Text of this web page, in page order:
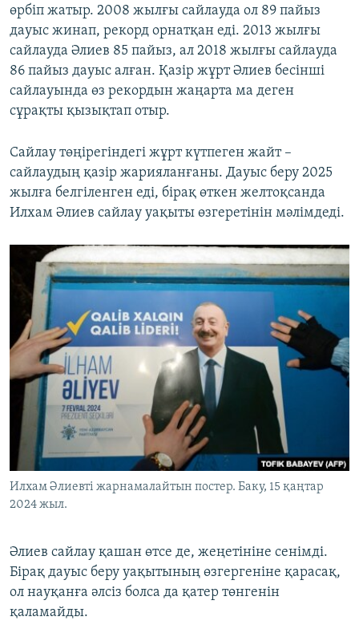
өрбіп жатыр. 2008 жылғы сайлауда ол 89 пайыз
дауыс жинап, рекорд орнатқан еді. 2013 жылғы
сайлауда Әлиев 85 пайыз, ал 2018 жылғы сайлауда
86 пайыз дауыс алған. Қазір жұрт Әлиев бесінші
сайлауында өз рекордын жаңарта ма деген
сұрақты қызықтап отыр.
Сайлау төңірегіндегі жұрт күтпеген жайт –
сайлаудың қазір жарияланғаны. Дауыс беру 2025
жылға белгіленген еді, бірақ өткен желтоқсанда
Илхам Әлиев сайлау уақыты өзгеретінін мәлімдеді.
Илхам Әлиевті жарнамалайтын постер. Баку, 15 қаңтар
2024 жыл.
Әлиев сайлау қашан өтсе де, жеңетініне сенімді.
Бірақ дауыс беру уақытының өзгергеніне қарасақ,
ол науқанға әлсіз болса да қатер төнгенін
қаламайды.